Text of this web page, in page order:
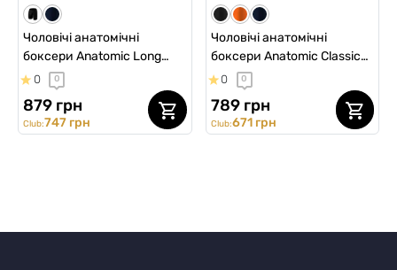
Чоловічі анатомічні
боксери Anatomic Long
w/skew fly Light Plus, Black
Series, темно-зелений
0 0
879 грн
Club:747 грн
Чоловічі анатомічні
боксери Anatomic Classic
w/fly Light Plus, Black
Series, темно-зелений
0 0
789 грн
Club:671 грн